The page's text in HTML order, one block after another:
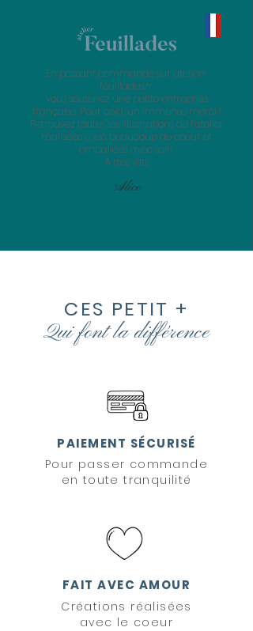
En passant commande sur atelier-
feuillades.fr,
vous soutenez une petite entreprise
française. Pour cela, un immense merci !
Retrouvez toutes les illustrations de l’atelier
réalisées avec beaucoup de coeur et
emballées avec soin.
À très vite,
Alice
CES PETIT +
Qui font ladifférence
PAIEMENT SÉCURISÉ
Pour passer commande
en toute tranquilité
FAIT AVEC AMOUR
Créations réalisées
avec le coeur